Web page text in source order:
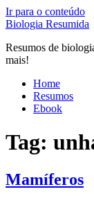
Ir para o conteúdo
Biologia Resumida
Resumos de
mais!
Home
Resumos
Ebook
Tag:
Mamíferos